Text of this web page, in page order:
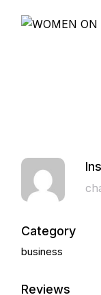
Category
business
Reviews